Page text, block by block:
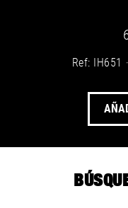
Ref: IH651